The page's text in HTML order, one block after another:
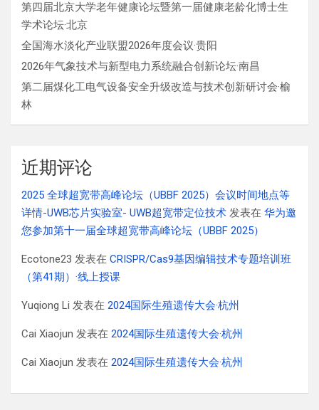
第四届北京大学老年健康论坛暨第一届健康老龄化博士生
学术论坛·北京
全国海水淡化产业联盟2026年度会议·贵阳
2026年气象技术与新型电力系统融合创新论坛·南昌
第二届煤化工电气设备安全升级改造与技术创新研讨会·榆
林
近期评论
2025 全球超宽带高峰论坛（UBBF 2025）会议时间地点等
详情-UWB芯片实验室- UWB超宽带定位技术 发表在 华为邀
您参加第十一届全球超宽带高峰论坛（UBBF 2025）
Ecotone23 发表在 CRISPR/Cas9基因编辑技术专题培训班
（第41期）·线上授课
Yuqiong Li 发表在 2024国际生殖遗传大会·杭州
Cai Xiaojun 发表在 2024国际生殖遗传大会·杭州
Cai Xiaojun 发表在 2024国际生殖遗传大会·杭州